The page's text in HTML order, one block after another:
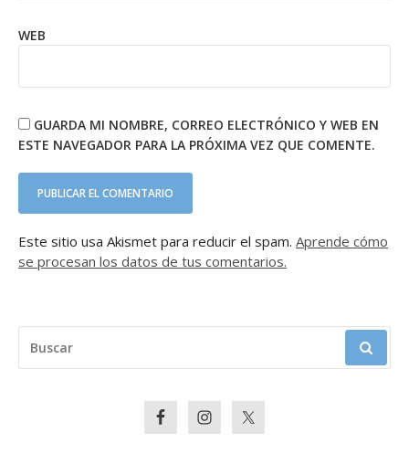
WEB
GUARDA MI NOMBRE, CORREO ELECTRÓNICO Y WEB EN
ESTE NAVEGADOR PARA LA PRÓXIMA VEZ QUE COMENTE.
Este sitio usa Akismet para reducir el spam. Aprende cómo
se procesan los datos de tus comentarios.